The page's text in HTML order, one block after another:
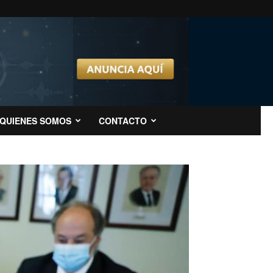
QUIENES SOMOS CONTACTO